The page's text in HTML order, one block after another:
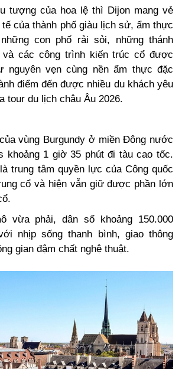
tượng của hoa lệ thì Dijon mang vẻ
của thành phố giàu lịch sử, ẩm thực
con phố rải sỏi, những thánh
và các công trình kiến trúc cổ được
nguyên vẹn cùng nền ẩm thực đặc
điểm đến được nhiều du khách yêu
tour du lịch châu Âu 2026.
vùng Burgundy ở miền Đông nước
khoảng 1 giờ 35 phút đi tàu cao tốc.
trung tâm quyền lực của Công quốc
cổ và hiện vẫn giữ được phần lớn
vừa phải, dân số khoảng 150.000
nhịp sống thanh bình, giao thông
gian đậm chất nghệ thuật.